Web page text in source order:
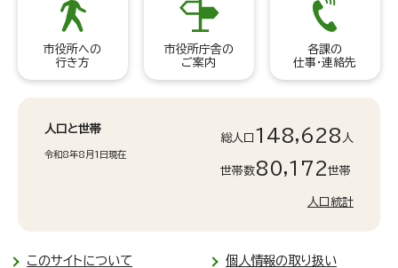
市役所への
行き方
市役所庁舎の
ご案内
各課の
仕事・連絡先
人口と世帯
令和8年8月1日現在
総人口 148,628 人
世帯数80,172世帯
人口統計
このサイトについて 個人情報の取り扱い